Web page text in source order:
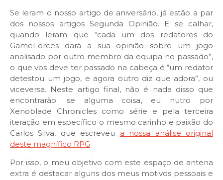
Se leram o nosso artigo de aniversário, já estão a par
dos nossos artigos Segunda Opinião. E se calhar,
quando leram que “cada um dos redatores do
GameForces dará a sua opinião sobre um jogo
analisado por outro membro da equipa no passado”,
o que vos deve ter passado na cabeça é “um redator
detestou um jogo, e agora outro diz que adora”, ou
viceversa. Neste artigo final, não é nada disso que
encontrarão: se alguma coisa, eu nutro por
Xenoblade Chronicles como série e pela terceira
iteração em específico o mesmo carinho e paixão do
Carlos Silva, que escreveu a nossa análise original
deste magnífico RPG.
Por isso, o meu objetivo com este espaço de antena
extra é destacar alguns dos meus motivos pessoais e